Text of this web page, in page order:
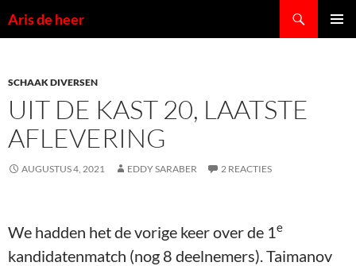
naar
Aris de heer
SCHAAK DIVERSEN
UIT DE KAST 20, LAATSTE
AFLEVERING
AUGUSTUS 4, 2021 EDDY SARABER 2 REACTIES
We hadden het de vorige keer over de 1e
kandidatenmatch (nog 8 deelnemers). Taimanov